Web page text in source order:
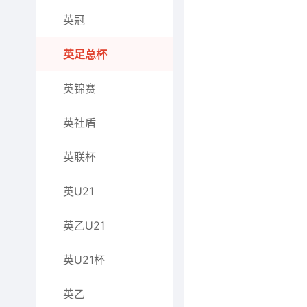
英冠
英足总杯
英锦赛
英社盾
英联杯
英U21
英乙U21
英U21杯
英乙